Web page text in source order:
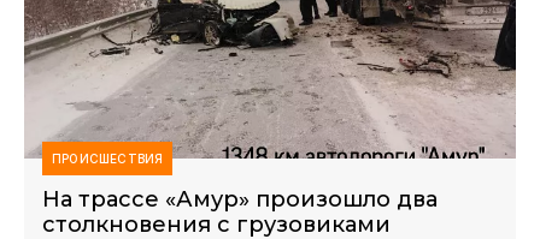
ПРОИСШЕСТВИЯ
На трассе «Амур» произошло два
столкновения с грузовиками